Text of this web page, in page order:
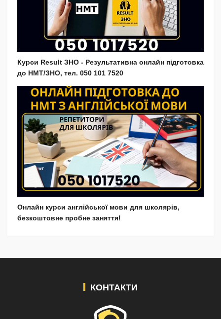
Курси Result ЗНО - Результативна онлайн підготовка
до НМТ/ЗНО, тел. 050 101 7520
Онлайн курси англійської мови для школярів,
безкоштовне пробне заняття!
КОНТАКТИ